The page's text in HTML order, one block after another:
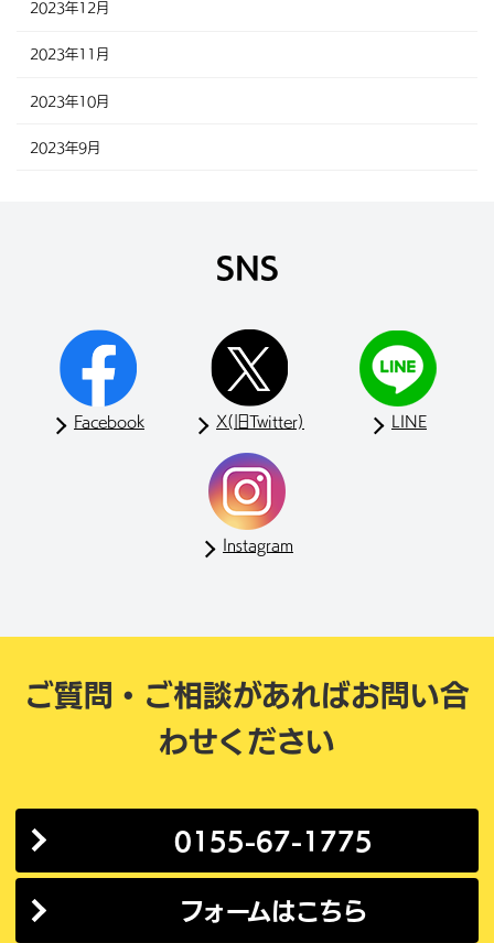
2023年12月
2023年11月
2023年10月
2023年9月
SNS
Facebook X(旧Twitter) LINE
Instagram
ご質問・ご相談があればお問い合
わせください
0155-67-1775
フォームはこちら